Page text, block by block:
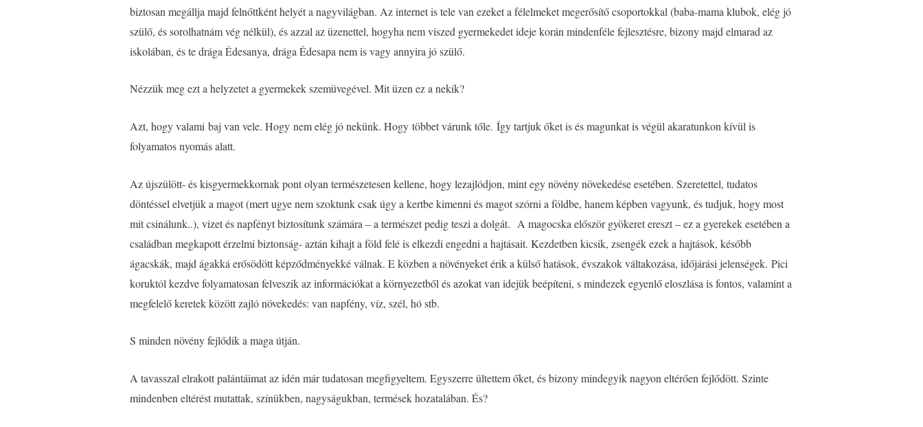
biztosan megállja majd felnőttként helyét a nagyvilágban. Az internet is tele van ezeket a félelmeket megerősítő csoportokkal (baba-mama klubok, elég jó
szülő, és sorolhatnám vég nélkül), és azzal az üzenettel, hogyha nem viszed gyermekedet ideje korán mindenféle fejlesztésre, bizony majd elmarad az
iskolában, és te drága Édesanya, drága Édesapa nem is vagy annyira jó szülő.
Nézzük meg ezt a helyzetet a gyermekek szemüvegével. Mit üzen ez a nekik?
Azt, hogy valami baj van vele. Hogy nem elég jó nekünk. Hogy többet várunk tőle. Így tartjuk őket is és magunkat is végül akaratunkon kívül is
folyamatos nyomás alatt.
Az újszülött- és kisgyermekkornak pont olyan természetesen kellene, hogy lezajlódjon, mint egy növény növekedése esetében. Szeretettel, tudatos
döntéssel elvetjük a magot (mert ugye nem szoktunk csak úgy a kertbe kimenni és magot szórni a földbe, hanem képben vagyunk, és tudjuk, hogy most
mit csinálunk..), vizet és napfényt biztosítunk számára – a természet pedig teszi a dolgát. A magocska először gyökeret ereszt – ez a gyerekek esetében a
családban megkapott érzelmi biztonság- aztán kihajt a föld felé is elkezdi engedni a hajtásait. Kezdetben kicsik, zsengék ezek a hajtások, később
ágacskák, majd ágakká erősödött képződményekké válnak. E közben a növényeket érik a külső hatások, évszakok váltakozása, időjárási jelenségek. Pici
koruktól kezdve folyamatosan felveszik az információkat a környezetből és azokat van idejük beépíteni, s mindezek egyenlő eloszlása is fontos, valamint a
megfelelő keretek között zajló növekedés: van napfény, víz, szél, hó stb.
S minden növény fejlődik a maga útján.
A tavasszal elrakott palántáimat az idén már tudatosan megfigyeltem. Egyszerre ültettem őket, és bizony mindegyik nagyon eltérően fejlődött. Szinte
mindenben eltérést mutattak, színükben, nagyságukban, termések hozatalában. És?